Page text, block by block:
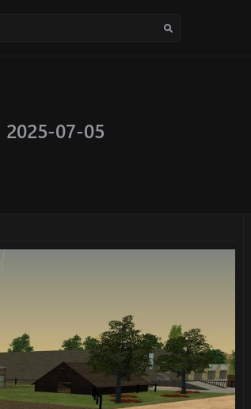
2025-07-05